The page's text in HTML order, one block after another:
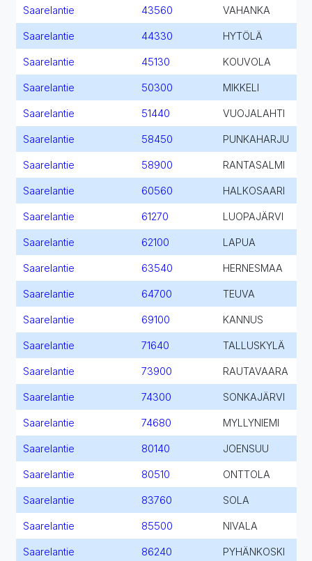
Saarelantie 43560 VAHANKA
Saarelantie 44330 HYTÖLÄ
Saarelantie 45130 KOUVOLA
Saarelantie 50300 MIKKELI
Saarelantie 51440 VUOJALAHTI
Saarelantie 58450 PUNKAHARJU
Saarelantie 58900 RANTASALMI
Saarelantie 60560 HALKOSAARI
Saarelantie 61270 LUOPAJÄRVI
Saarelantie 62100 LAPUA
Saarelantie 63540 HERNESMAA
Saarelantie 64700 TEUVA
Saarelantie 69100 KANNUS
Saarelantie 71640 TALLUSKYLÄ
Saarelantie 73900 RAUTAVAARA
Saarelantie 74300 SONKAJÄRVI
Saarelantie 74680 MYLLYNIEMI
Saarelantie 80140 JOENSUU
Saarelantie 80510 ONTTOLA
Saarelantie 83760 SOLA
Saarelantie 85500 NIVALA
Saarelantie 86240 PYHÄNKOSKI